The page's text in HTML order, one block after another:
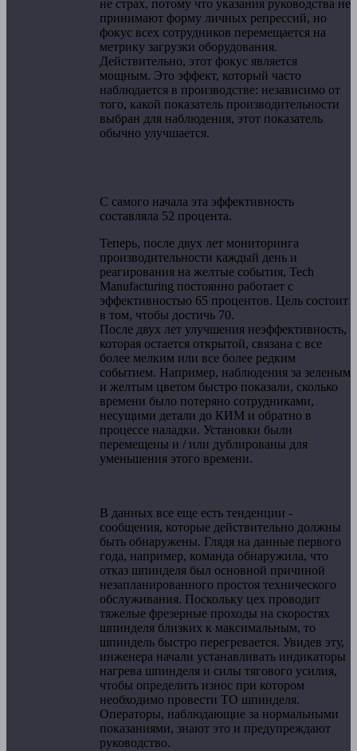
не страх, потому что указания руководства не
принимают форму личных репрессий, но
фокус всех сотрудников перемещается на
метрику загрузки оборудования.
Действительно, этот фокус является
мощным. Это эффект, который часто
наблюдается в производстве: независимо от
того, какой показатель производительности
выбран для наблюдения, этот показатель
обычно улучшается.
С самого начала эта эффективность
составляла 52 процента.
Теперь, после двух лет мониторинга
производительности каждый день и
реагирования на желтые события, Tech
Manufacturing постоянно работает с
эффективностью 65 процентов. Цель состоит
в том, чтобы достичь 70.
После двух лет улучшения неэффективность,
которая остается открытой, связана с все
более мелким или все более редким
событием. Например, наблюдения за зеленым
и желтым цветом быстро показали, сколько
времени было потеряно сотрудниками,
несущими детали до КИМ и обратно в
процессе наладки. Установки были
перемещены и / или дублированы для
уменьшения этого времени.
В данных все еще есть тенденции -
сообщения, которые действительно должны
быть обнаружены. Глядя на данные первого
года, например, команда обнаружила, что
отказ шпинделя был основной причиной
незапланированного простоя технического
обслуживания. Поскольку цех проводит
тяжелые фрезерные проходы на скоростях
шпинделя близких к максимальным, то
шпиндель быстро перегревается. Увидев эту,
инженера начали устанавливать индикаторы
нагрева шпинделя и силы тягового усилия,
чтобы определить износ при котором
необходимо провести ТО шпинделя.
Операторы, наблюдающие за нормальными
показаниями, знают это и предупреждают
руководство.